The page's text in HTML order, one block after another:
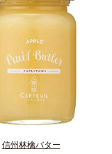
信州林檎バター